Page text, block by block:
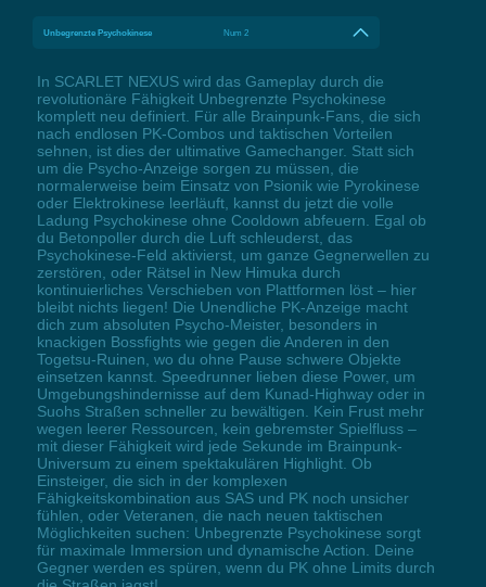
Unbegrenzte Psychokinese Num 2
In SCARLET NEXUS wird das Gameplay durch die
revolutionäre Fähigkeit Unbegrenzte Psychokinese
komplett neu definiert. Für alle Brainpunk-Fans, die sich
nach endlosen PK-Combos und taktischen Vorteilen
sehnen, ist dies der ultimative Gamechanger. Statt sich
um die Psycho-Anzeige sorgen zu müssen, die
normalerweise beim Einsatz von Psionik wie Pyrokinese
oder Elektrokinese leerläuft, kannst du jetzt die volle
Ladung Psychokinese ohne Cooldown abfeuern. Egal ob
du Betonpoller durch die Luft schleuderst, das
Psychokinese-Feld aktivierst, um ganze Gegnerwellen zu
zerstören, oder Rätsel in New Himuka durch
kontinuierliches Verschieben von Plattformen löst – hier
bleibt nichts liegen! Die Unendliche PK-Anzeige macht
dich zum absoluten Psycho-Meister, besonders in
knackigen Bossfights wie gegen die Anderen in den
Togetsu-Ruinen, wo du ohne Pause schwere Objekte
einsetzen kannst. Speedrunner lieben diese Power, um
Umgebungshindernisse auf dem Kunad-Highway oder in
Suohs Straßen schneller zu bewältigen. Kein Frust mehr
wegen leerer Ressourcen, kein gebremster Spielfluss –
mit dieser Fähigkeit wird jede Sekunde im Brainpunk-
Universum zu einem spektakulären Highlight. Ob
Einsteiger, die sich in der komplexen
Fähigkeitskombination aus SAS und PK noch unsicher
fühlen, oder Veteranen, die nach neuen taktischen
Möglichkeiten suchen: Unbegrenzte Psychokinese sorgt
für maximale Immersion und dynamische Action. Deine
Gegner werden es spüren, wenn du PK ohne Limits durch